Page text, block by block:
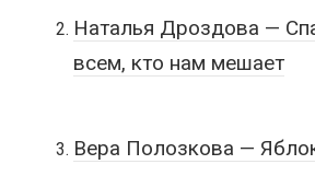
Наталья Дроздова —
всем, кто нам мешает
Вера Полозкова —